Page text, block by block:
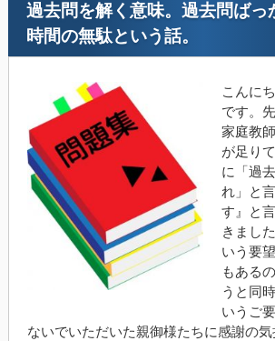
過去問を解く意味。過去問ばっ
時間の無駄という話。
こんに
です。
家庭教
が足り
に「過
れ」と
す』と
きまし
いう要
もある
うと同
いうご
ないでいただいた親御様たちに感謝の